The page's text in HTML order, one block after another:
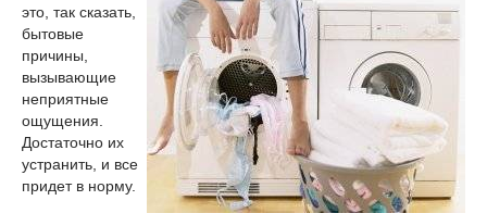
это, так сказать,
бытовые
причины,
вызывающие
неприятные
ощущения.
Достаточно их
устранить, и все
придет в норму.